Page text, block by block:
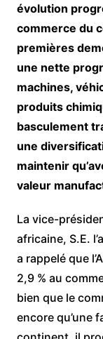
évolution
commerce du
premières
une nette
machines,
produits
basculement
une
maintenir
valeur
La vice-
africaine, S.E.
a rappelé que
2,9 % au
bien que le
encore qu’une